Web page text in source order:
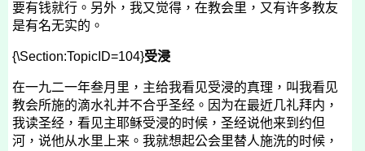
要有钱就行。另外，我又觉得，在教会里，又有许多教友
是有名无实的。
{\Section:TopicID=104}受浸
在一九二一年叁月里，主给我看见受浸的真理，叫我看见
教会所施的滴水礼并不合乎圣经。因为在最近几礼拜内，
我读圣经，看见主耶稣受浸的时候，圣经说他来到约但
河，说他从水里上来。我就想起公会里替人施洗的时候，